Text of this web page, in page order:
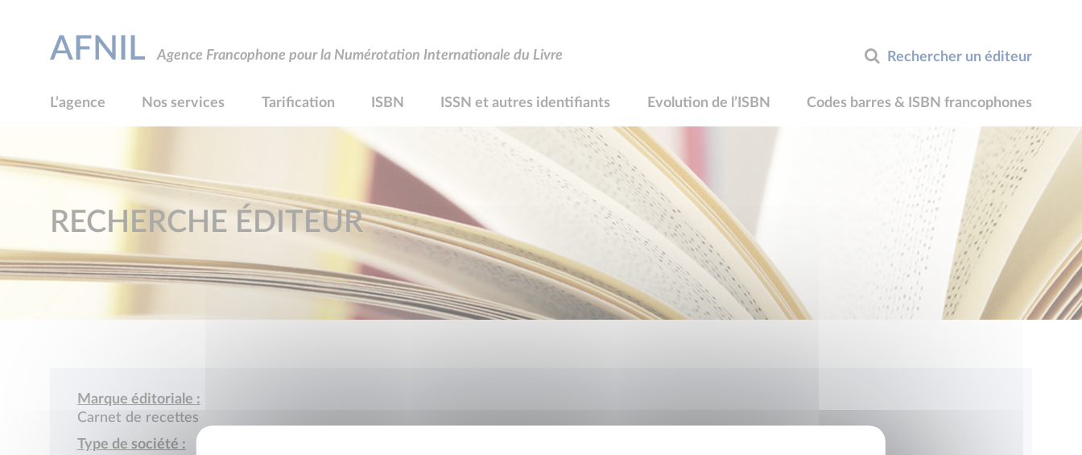
Rechercher un éditeur
AFNIL Agence Francophone pour la Numérotation Internationale du Livre
L’agence Nos services Tarification ISBN ISSN et autres identifiants Evolution de l’ISBN Codes barres & ISBN francophones
RECHERCHE ÉDITEUR
Marque éditoriale :
Carnet de recettes
Type de société :